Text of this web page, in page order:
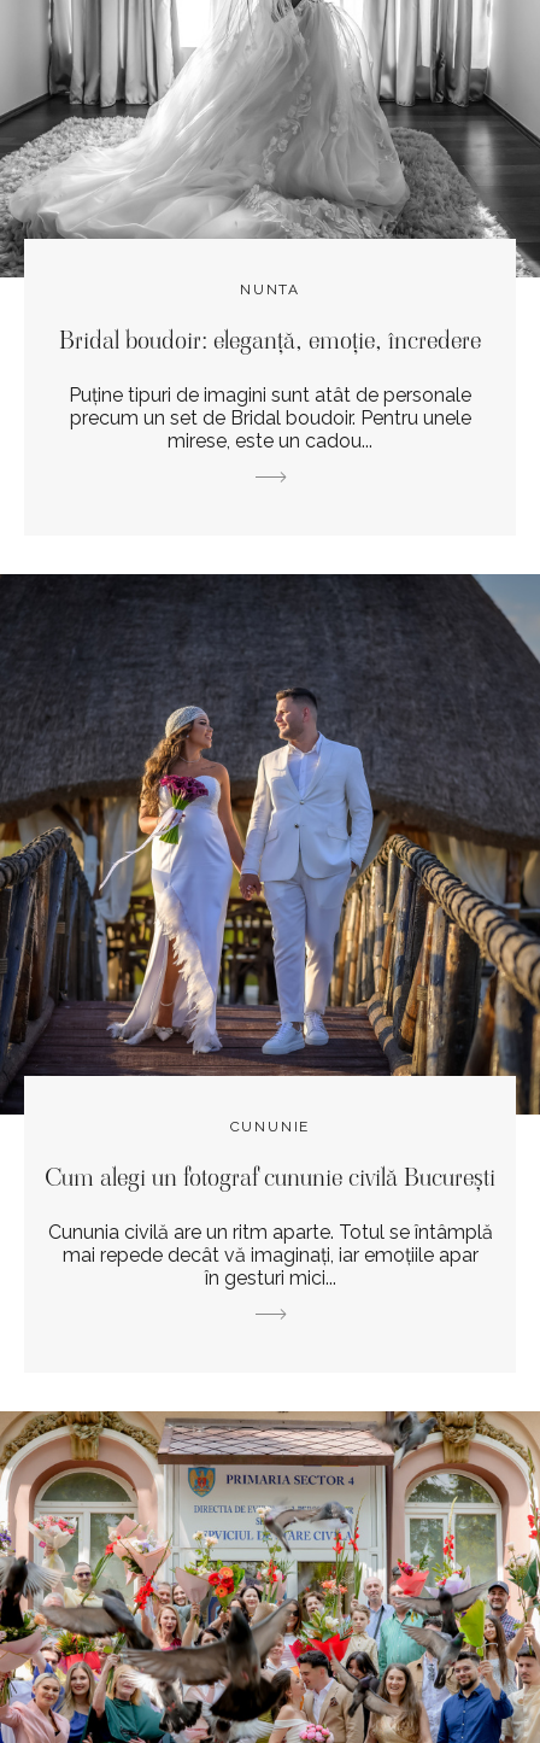
NUNTA
Bridal boudoir: eleganță, emoție, încredere
Puține tipuri de imagini sunt atât de personale
precum un set de Bridal boudoir. Pentru unele
mirese, este un cadou...
CUNUNIE
Cum alegi un fotograf cununie civilă București
Cununia civilă are un ritm aparte. Totul se întâmplă
mai repede decât vă imaginați, iar emoțiile apar
în gesturi mici...